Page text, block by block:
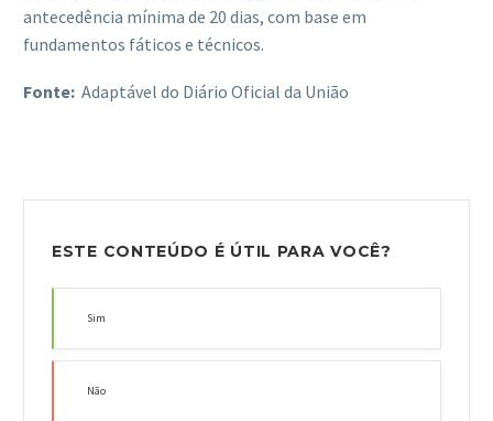
antecedência mínima de 20 dias, com base em
fundamentos fáticos e técnicos.
Fonte: Adaptável do Diário Oficial da União
ESTE CONTEÚDO É ÚTIL PARA VOCÊ?
Sim
Não